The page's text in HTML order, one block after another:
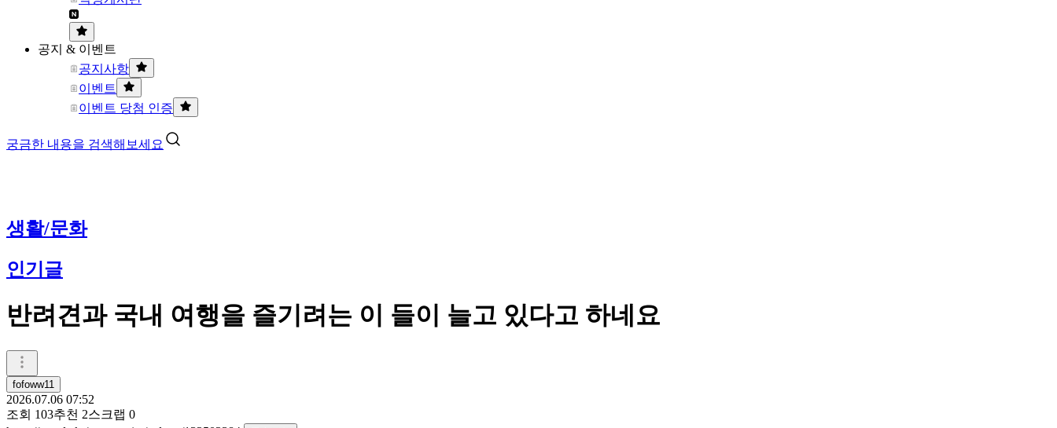
공지 & 이벤트
공지사항
이벤트
이벤트 당첨 인증
궁금한 내용을 검색해보세요
생활/문화
인기글
반려견과 국내 여행을 즐기려는 이 들이 늘고 있다고 하네요
fofoww11
2026.07.06 07:52
조회 103추천 2스크랩 0